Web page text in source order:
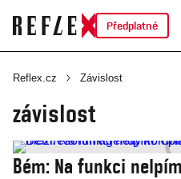
Předplatné
Reflex.cz Závislost
závislost
Bém: Na funkci